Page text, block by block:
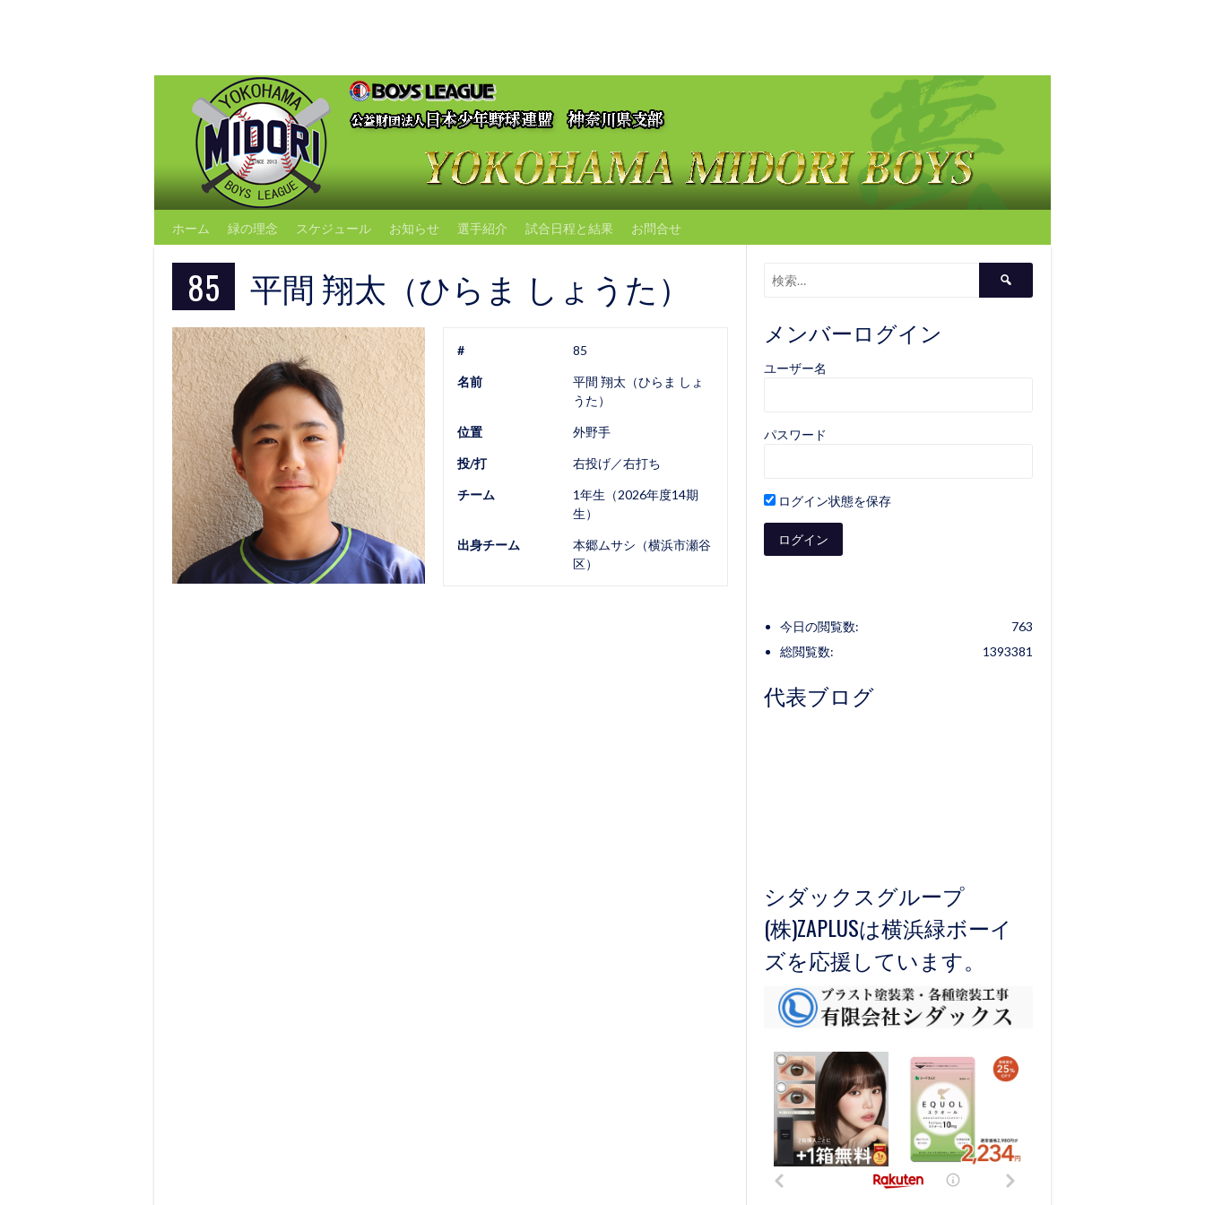
ホーム 緑の理念 スケジュール お知らせ 選手紹介 試合日程と結果 お問合せ
85 平間 翔太（ひらま しょうた）
# 85
名前
平間 翔太（ひらま しょ
うた）
位置 外野手
投/打 右投げ／右打ち
チーム
1年生（2026年度14期
生）
出身チーム
本郷ムサシ（横浜市瀬谷
区）
メンバーログイン
ユーザー名
パスワード
ログイン状態を保存
763
今日の閲覧数:
1393381
総閲覧数:
代表ブログ
シダックスグループ
(株)ZAPLUSは横浜緑ボーイ
ズを応援しています。